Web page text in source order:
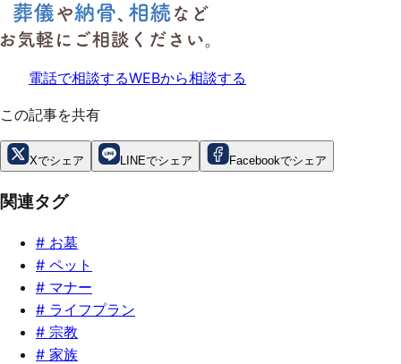
電話で相談するWEBから相談する
この記事を共有
Xでシェア LINEでシェア Facebookでシェア
関連タグ
# お墓
# ペット
# マナー
# ライフプラン
# 宗教
# 家族